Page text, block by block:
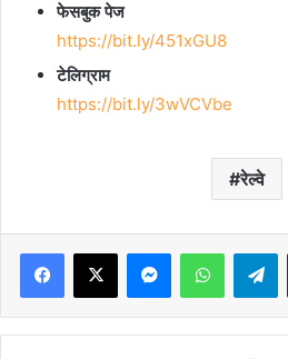
फेसबुक पेज
https://bit.ly/451xGU8
टेलिग्राम
https://bit.ly/3wVCVbe
रेल्वे
Facebook
X Messenger